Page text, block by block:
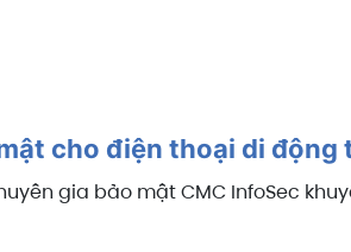
cho điện thoại di động
gia bảo mật CMC InfoSec